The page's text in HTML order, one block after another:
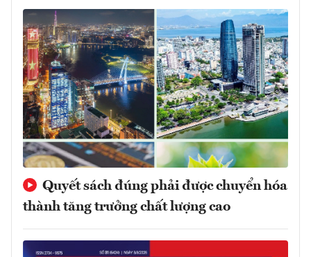
Quyết sách đúng phải được chuyển hóa
thành tăng trưởng chất lượng cao